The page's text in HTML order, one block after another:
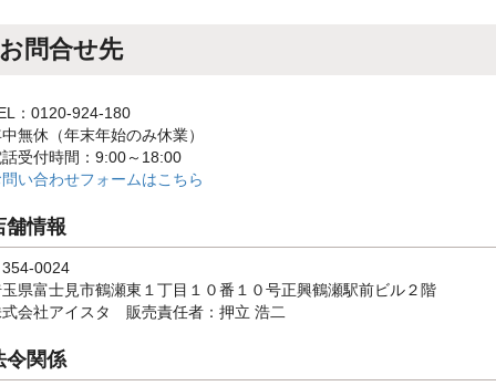
お問合せ先
：0120-924-180
無休（年末年始のみ休業）
受付時間：9:00～18:00
い合わせフォームはこちら
舗情報
0024
県富士見市鶴瀬東１丁目１０番１０号正興鶴瀬駅前ビル２階
会社アイスタ 販売責任者：押立 浩二
令関係